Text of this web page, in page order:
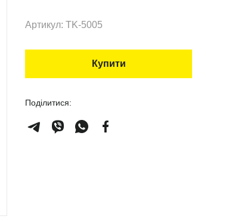
Артикул: TK-5005
Купити
Поділитися: